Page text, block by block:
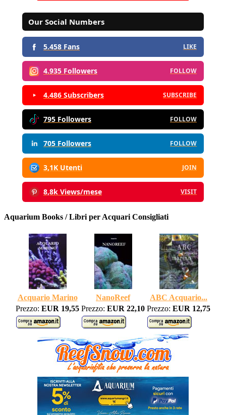
Our Social Numbers
5.458 Fans LIKE
4.935 Followers FOLLOW
4.486 Subscribers SUBSCRIBE
795 Followers FOLLOW
705 Followers FOLLOW
3,1K Utenti JOIN
8,8k Views/mese VISIT
Aquarium Books / Libri per Acquari Consigliati
Acquario Marino NanoReef
ABC Acquario...
Prezzo: EUR 19,55 Prezzo: EUR 22,10 Prezzo: EUR 12,75